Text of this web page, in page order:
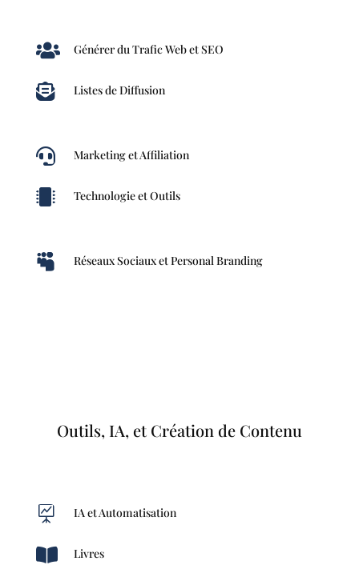
 Générer du Trafic Web et SEO
 Listes de Diffusion
 Marketing et Affiliation
 Technologie et Outils
 Réseaux Sociaux et Personal Branding
Outils, IA, et Création de Contenu
 IA et Automatisation
 Livres